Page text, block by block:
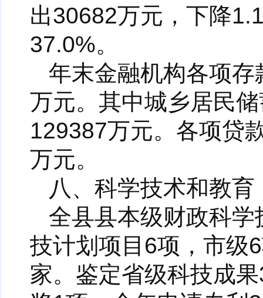
出30682万元，下降
37.0%。
年末金融机构各项
万元。其中城乡居民
129387万元。各项贷
万元。
八、科学技术和教育
全县县本级财政科
技计划项目6项，市级
家。鉴定省级科技成